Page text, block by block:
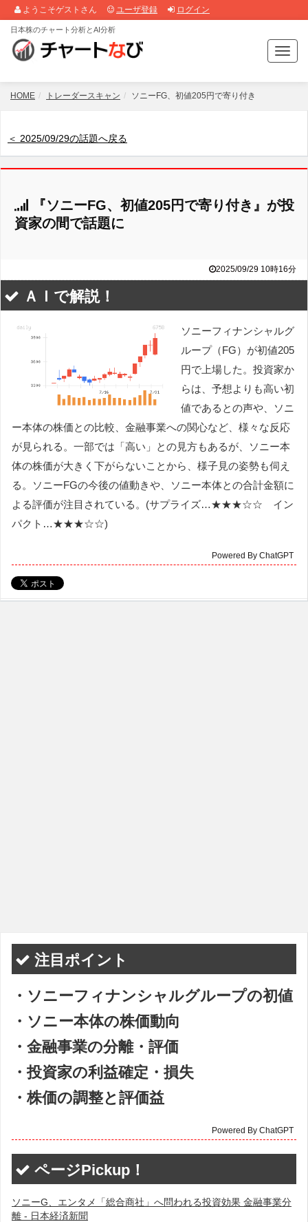
ようこそゲストさん ユーザ登録 ログイン
T
o
g
a
日本株のチャート分析とAI分析
HOME トレーダースキャン ソニーFG、初値205円で寄り付き
＜ 2025/09/29の話題へ戻る
『ソニーFG、初値205円で寄り付き』が投
資家の間で話題に
2025/09/29 10時16分
ＡＩで解説！
ソニーフィナンシャルグ
ループ（FG）が初値205
円で上場した。投資家か
らは、予想よりも高い初
値であるとの声や、ソニ
ー本体の株価との比較、金融事業への関心など、様々な反応
が見られる。一部では「高い」との見方もあるが、ソニー本
体の株価が大きく下がらないことから、様子見の姿勢も伺え
る。ソニーFGの今後の値動きや、ソニー本体との合計金額に
よる評価が注目されている。(サプライズ…★★★☆☆ イン
パクト…★★★☆☆)
Powered By ChatGPT
注目ポイント
・ソニーフィナンシャルグループの初値
・ソニー本体の株価動向
・金融事業の分離・評価
・投資家の利益確定・損失
・株価の調整と評価益
Powered By ChatGPT
ページPickup！
ソニーG、エンタメ「総合商社」へ問われる投資効果 金融事業分
離 - 日本経済新聞